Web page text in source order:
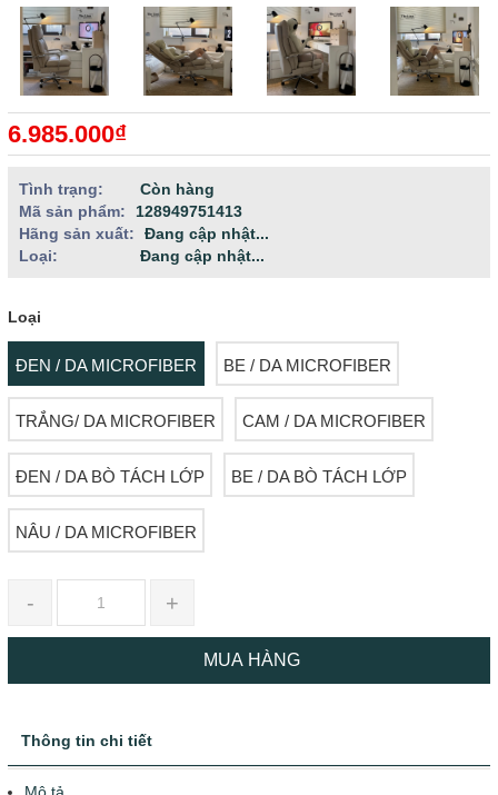
6.985.000₫
Tình trạng:
Còn hàng
Mã sản phẩm:
128949751413
Hãng sản xuất:
Đang cập nhật...
Loại:
Đang cập nhật...
Loại
ĐEN / DA MICROFIBER BE / DA MICROFIBER
TRẮNG/ DA MICROFIBER CAM / DA MICROFIBER
ĐEN / DA BÒ TÁCH LỚP BE / DA BÒ TÁCH LỚP
NÂU / DA MICROFIBER
- +
MUA HÀNG
Thông tin chi tiết
Mô tả